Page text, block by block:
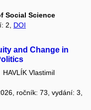
Social Science
2, DOI
and Change in
HAVLÍK Vlastimil
ročník: 73, vydání: 3,